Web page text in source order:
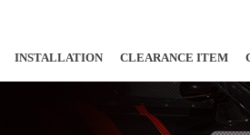
INSTALLATION CLEARANCE ITEM